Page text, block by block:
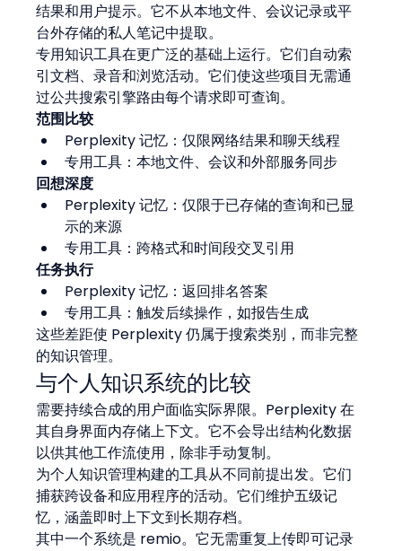
结果和用户提示。它不从本地文件、会议记录或平
台外存储的私人笔记中提取。
专用知识工具在更广泛的基础上运行。它们自动索
引文档、录音和浏览活动。它们使这些项目无需通
过公共搜索引擎路由每个请求即可查询。
范围比较
Perplexity 记忆：仅限网络结果和聊天线程
专用工具：本地文件、会议和外部服务同步
回想深度
Perplexity 记忆：仅限于已存储的查询和已显
示的来源
专用工具：跨格式和时间段交叉引用
任务执行
Perplexity 记忆：返回排名答案
专用工具：触发后续操作，如报告生成
这些差距使 Perplexity 仍属于搜索类别，而非完整
的知识管理。
与个人知识系统的比较
需要持续合成的用户面临实际界限。Perplexity 在
其自身界面内存储上下文。它不会导出结构化数据
以供其他工作流使用，除非手动复制。
为个人知识管理构建的工具从不同前提出发。它们
捕获跨设备和应用程序的活动。它们维护五级记
忆，涵盖即时上下文到长期存档。
其中一个系统是 remio。它无需重复上传即可记录